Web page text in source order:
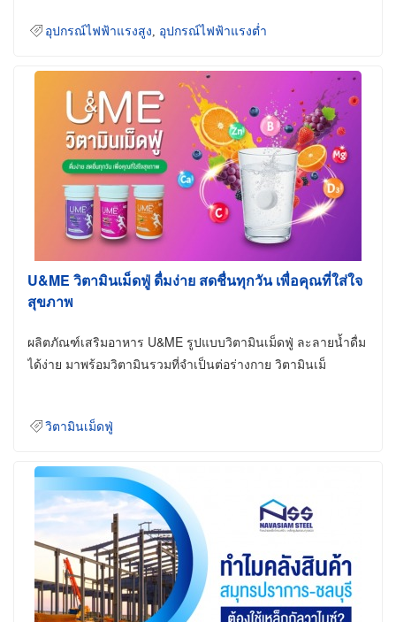
อุปกรณ์ไฟฟ้าแรงสูง อุปกรณ์ไฟฟ้าแรงต่ำ
U&ME วิตามินเม็ดฟู่ ดื่มง่าย สดชื่นทุกวัน เพื่อคุณที่ใส่ใจ
สุขภาพ
ผลิตภัณฑ์เสริมอาหาร U&ME รูปแบบวิตามินเม็ดฟู่ ละลายน้ำดื่ม
ได้ง่าย มาพร้อมวิตามินรวมที่จำเป็นต่อร่างกาย วิตามินเม็
วิตามินเม็ดฟู่